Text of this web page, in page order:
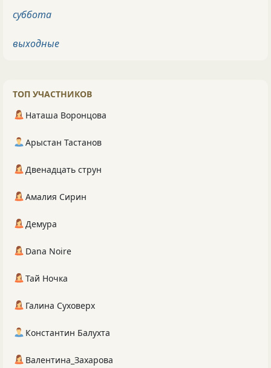
суббота
выходные
ТОП УЧАСТНИКОВ
Наташа Воронцова
Арыстан Тастанов
Двенадцать струн
Амалия Сирин
Демура
Dana Noire
Тай Ночка
Галина Суховерх
Константин Балухта
Валентина_Захарова